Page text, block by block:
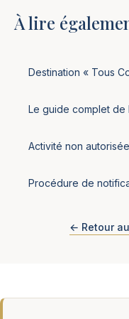
À lire
Destination « Tous
Le guide complet de
Activité non
Procédure de
← Retour